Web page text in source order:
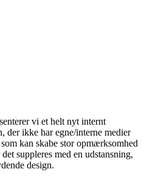
vi et helt nyt internt
der ikke har egne/interne medier
kan skabe stor opmærksomhed
suppleres med en udstansning,
design.